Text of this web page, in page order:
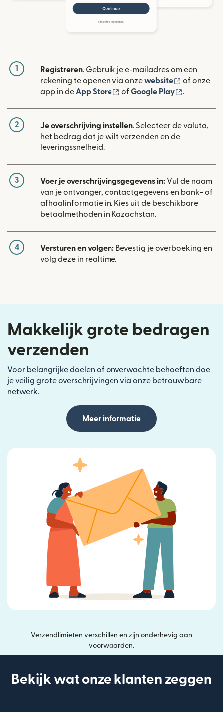
1 Registreren. Gebruik je e-mailadres om een
rekening te openen via onzewebsite (wordt
of onze
app in de App Store (wordt geopend in een
of Google Play .
2 Je overschrijving instellen. Selecteer de valuta,
het bedrag dat je wilt verzenden en de
leveringssnelheid.
3 Voer je overschrijvingsgegevens in: Vul de naam
van je ontvanger, contactgegevens en bank- of
afhaalinformatie in. Kies uit de beschikbare
betaalmethoden in Kazachstan.
4 Versturen en volgen: Bevestig je overboeking en
volg deze in realtime.
Makkelijk grote bedragen
verzenden
Voor belangrijke doelen of onverwachte behoeften doe
je veilig grote overschrijvingen via onze betrouwbare
netwerk.
Meer informatie
Verzendlimieten verschillen en zijn onderhevig aan
voorwaarden.
Bekijk wat onze klanten zeggen